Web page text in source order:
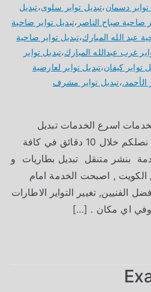
تواير دسمان،تبديل تواير سلوى،تبديل
ضاحية صباح الناصر ،تبديل تواير ضاحية
عبد الله المبارك،تبديل تواير ضاحية
غرب عبدالله المبارك،تبديل تواير
تواير كيفان،تبديل تواير لعارضية
الأحمد.،تبديل تواير مشرف
اسرع الخدمات تبديل
اطارات خدمة عالية الجودة نصلكم خلال 10 دقائق في كافة
بنشر متنقل تبديل بطاريات و
الكويت , اصبحت الخدمة امام
الفنيين, تغيير التواير الاطارات
وفي اي مكان . […]